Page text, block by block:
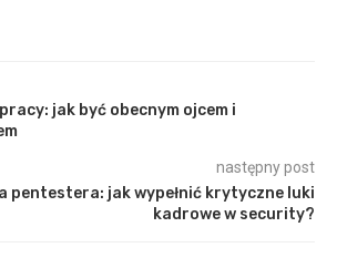
jak być obecnym ojcem i
następny post
pentestera: jak wypełnić krytyczne luki
kadrowe w security?